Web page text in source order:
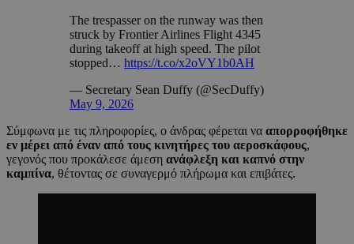
The trespasser on the runway was then
struck by Frontier Airlines Flight 4345
during takeoff at high speed. The pilot
stopped… https://t.co/x2oVY1b0AH
— Secretary Sean Duffy (@SecDuffy)
May 9, 2026
Σύμφωνα με τις πληροφορίες, ο άνδρας φέρεται να απορροφήθηκε
εν μέρει από έναν από τους κινητήρες του αεροσκάφους,
γεγονός που προκάλεσε άμεση ανάφλεξη και καπνό στην
καμπίνα, θέτοντας σε συναγερμό πλήρωμα και επιβάτες.